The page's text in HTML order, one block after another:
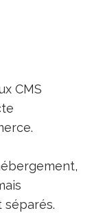
CMS
séparés.